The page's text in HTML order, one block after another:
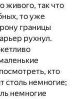
живого, так что
то уже
границы
рухнул.
кто
столь немногие;
немногие